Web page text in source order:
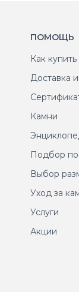
ПОМОЩЬ
Как купить
Доставка
Камни
Подбор по
Выбор
Уход за
Услуги
Акции